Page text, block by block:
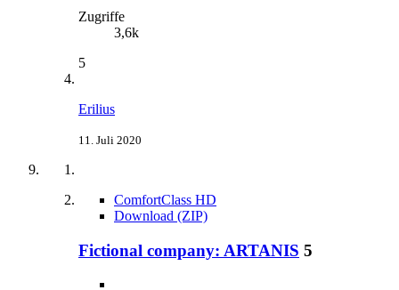
Zugriffe
3,6k
5
Erilius
11. Juli 2020
ComfortClass HD
Download (ZIP)
Fictional company: ARTANIS 5